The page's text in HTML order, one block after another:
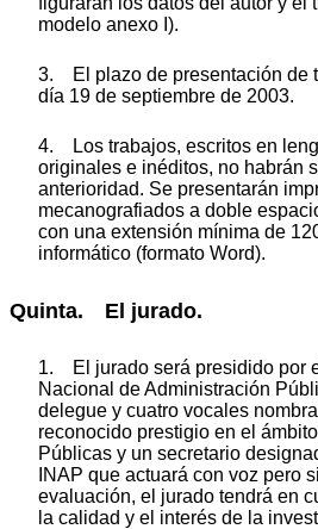
modelo anexo I).
3. El plazo de presentación de
día 19 de septiembre de 2003.
4. Los trabajos, escritos en
originales e inéditos, no habrán
anterioridad. Se presentarán
mecanografiados a doble
con una extensión mínima de
informático (formato Word).
Quinta. El jurado.
1. El jurado será presidido por
Nacional de Administración
delegue y cuatro vocales
reconocido prestigio en el
Públicas y un secretario
INAP que actuará con voz pero
evaluación, el jurado tendrá en
la calidad y el interés de la